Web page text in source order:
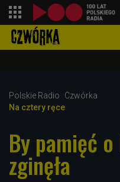
Polskie Radio
Czwórka
Na cztery ręce
By pamięć
zginęła